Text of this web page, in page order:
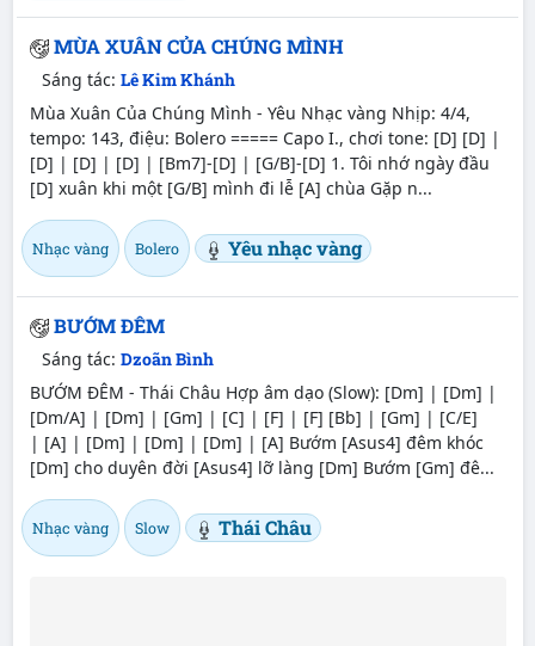
MÙA XUÂN CỦA CHÚNG MÌNH
Sáng tác: Lê Kim Khánh
Mùa Xuân Của Chúng Mình - Yêu Nhạc vàng Nhịp: 4/4,
tempo: 143, điệu: Bolero ===== Capo I., chơi tone: [D] [D] |
[D] | [D] | [D] | [Bm7]-[D] | [G/B]-[D] 1. Tôi nhớ ngày đầu
[D] xuân khi một [G/B] mình đi lễ [A] chùa Gặp n...
Nhạc vàng Bolero Yêu nhạc vàng
BƯỚM ĐÊM
Sáng tác: Dzoãn Bình
BƯỚM ĐÊM - Thái Châu Hợp âm dạo (Slow): [Dm] | [Dm] |
[Dm/A] | [Dm] | [Gm] | [C] | [F] | [F] [Bb] | [Gm] | [C/E]
| [A] | [Dm] | [Dm] | [Dm] | [A] Bướm [Asus4] đêm khóc
[Dm] cho duyên đời [Asus4] lỡ làng [Dm] Bướm [Gm] đê...
Nhạc vàng Slow Thái Châu